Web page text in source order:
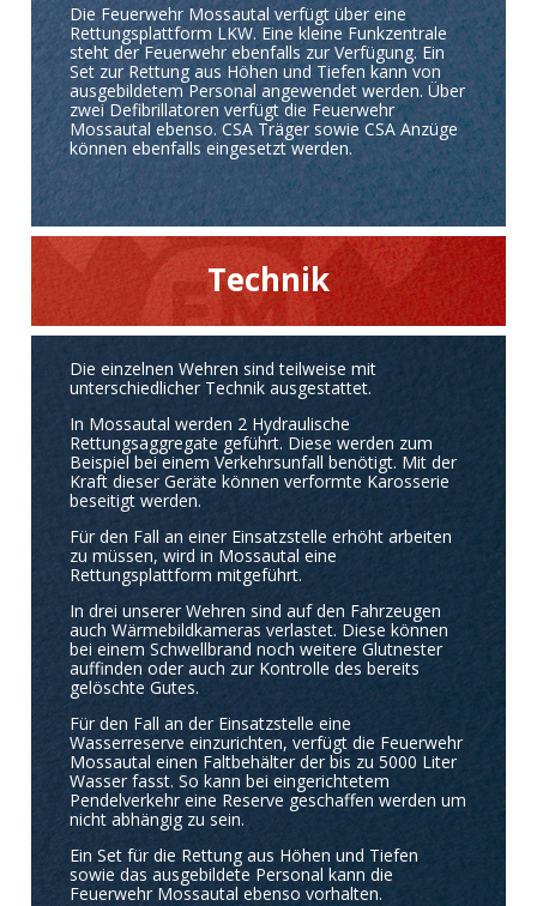
Die Feuerwehr Mossautal verfügt über eine
Rettungsplattform LKW. Eine kleine Funkzentrale
steht der Feuerwehr ebenfalls zur Verfügung. Ein
Set zur Rettung aus Höhen und Tiefen kann von
ausgebildetem Personal angewendet werden. Über
zwei Defibrillatoren verfügt die Feuerwehr
Mossautal ebenso. CSA Träger sowie CSA Anzüge
können ebenfalls eingesetzt werden.
Technik
Die einzelnen Wehren sind teilweise mit
unterschiedlicher Technik ausgestattet.
In Mossautal werden 2 Hydraulische
Rettungsaggregate geführt. Diese werden zum
Beispiel bei einem Verkehrsunfall benötigt. Mit der
Kraft dieser Geräte können verformte Karosserie
beseitigt werden.
Für den Fall an einer Einsatzstelle erhöht arbeiten
zu müssen, wird in Mossautal eine
Rettungsplattform mitgeführt.
In drei unserer Wehren sind auf den Fahrzeugen
auch Wärmebildkameras verlastet. Diese können
bei einem Schwellbrand noch weitere Glutnester
auffinden oder auch zur Kontrolle des bereits
gelöschte Gutes.
Für den Fall an der Einsatzstelle eine
Wasserreserve einzurichten, verfügt die Feuerwehr
Mossautal einen Faltbehälter der bis zu 5000 Liter
Wasser fasst. So kann bei eingerichtetem
Pendelverkehr eine Reserve geschaffen werden um
nicht abhängig zu sein.
Ein Set für die Rettung aus Höhen und Tiefen
sowie das ausgebildete Personal kann die
Feuerwehr Mossautal ebenso vorhalten.